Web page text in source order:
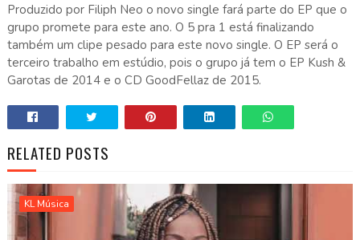
Produzido por Filiph Neo o novo single fará parte do EP que o
grupo promete para este ano. O 5 pra 1 está finalizando
também um clipe pesado para este novo single. O EP será o
terceiro trabalho em estúdio, pois o grupo já tem o EP Kush &
Garotas de 2014 e o CD GoodFellaz de 2015.
RELATED POSTS
KL Música